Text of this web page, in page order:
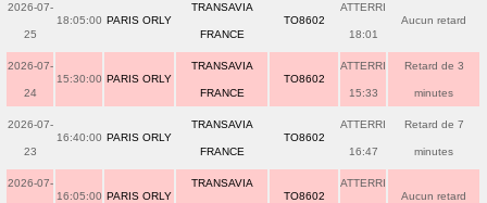
2026-07-
25
18:05:00 PARIS ORLY
TRANSAVIA
FRANCE
TO8602
ATTERRI
18:01
Aucun retard
2026-07-
24
15:30:00 PARIS ORLY
TRANSAVIA
FRANCE
TO8602
ATTERRI
15:33
Retard de 3
minutes
2026-07-
23
16:40:00 PARIS ORLY
TRANSAVIA
FRANCE
TO8602
ATTERRI
16:47
Retard de 7
minutes
2026-07-
16:05:00 PARIS ORLY
TRANSAVIA
TO8602
ATTERRI
Aucun retard